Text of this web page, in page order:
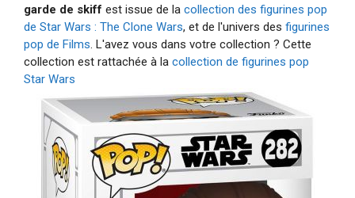
garde de skiff est issue de la collection des figurines pop
de Star Wars : The Clone Wars, et de l'univers des figurines
pop de Films. L'avez vous dans votre collection ? Cette
collection est rattachée à la collection de figurines pop
Star Wars